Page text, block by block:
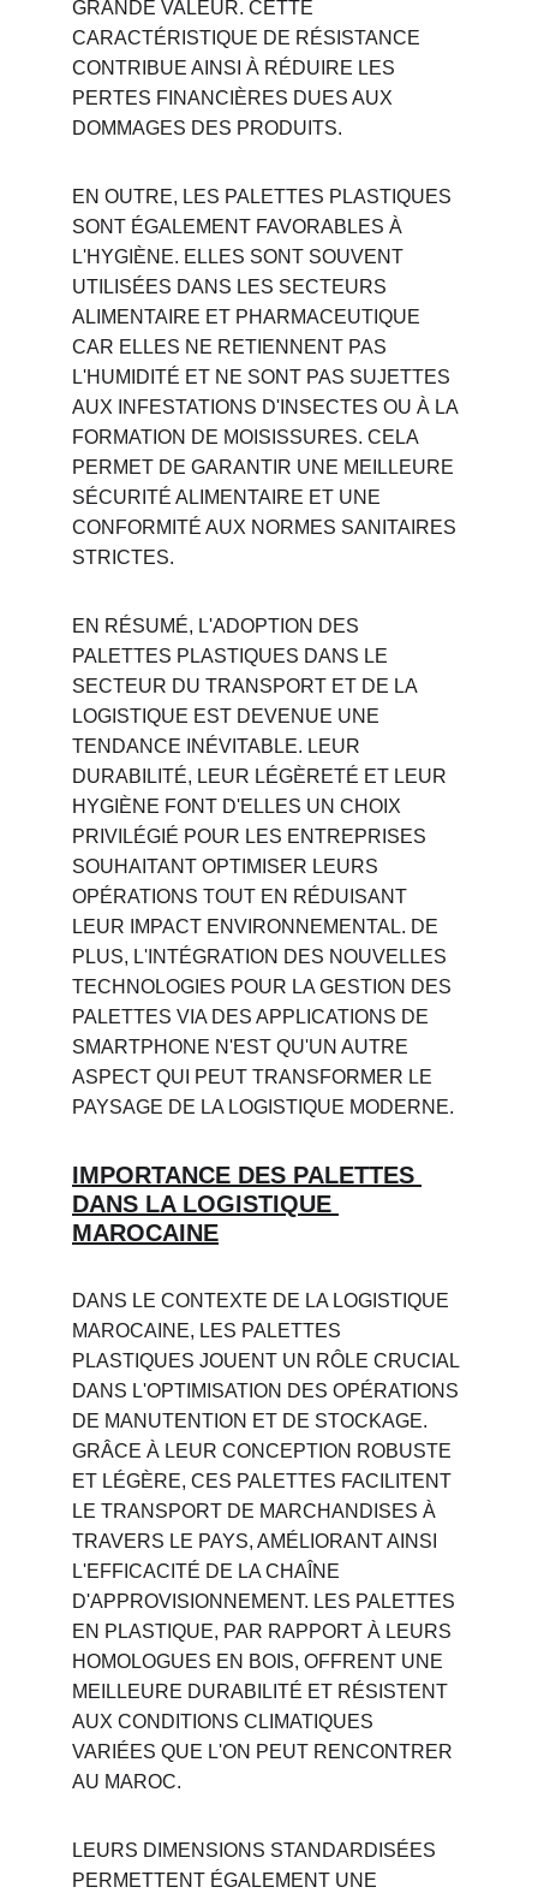
GRANDE VALEUR. CETTE
CARACTÉRISTIQUE DE RÉSISTANCE
CONTRIBUE AINSI À RÉDUIRE LES
PERTES FINANCIÈRES DUES AUX
DOMMAGES DES PRODUITS.
EN OUTRE, LES PALETTES PLASTIQUES
SONT ÉGALEMENT FAVORABLES À
L'HYGIÈNE. ELLES SONT SOUVENT
UTILISÉES DANS LES SECTEURS
ALIMENTAIRE ET PHARMACEUTIQUE
CAR ELLES NE RETIENNENT PAS
L'HUMIDITÉ ET NE SONT PAS SUJETTES
AUX INFESTATIONS D'INSECTES OU À LA
FORMATION DE MOISISSURES. CELA
PERMET DE GARANTIR UNE MEILLEURE
SÉCURITÉ ALIMENTAIRE ET UNE
CONFORMITÉ AUX NORMES SANITAIRES
STRICTES.
EN RÉSUMÉ, L'ADOPTION DES
PALETTES PLASTIQUES DANS LE
SECTEUR DU TRANSPORT ET DE LA
LOGISTIQUE EST DEVENUE UNE
TENDANCE INÉVITABLE. LEUR
DURABILITÉ, LEUR LÉGÈRETÉ ET LEUR
HYGIÈNE FONT D'ELLES UN CHOIX
PRIVILÉGIÉ POUR LES ENTREPRISES
SOUHAITANT OPTIMISER LEURS
OPÉRATIONS TOUT EN RÉDUISANT
LEUR IMPACT ENVIRONNEMENTAL. DE
PLUS, L'INTÉGRATION DES NOUVELLES
TECHNOLOGIES POUR LA GESTION DES
PALETTES VIA DES APPLICATIONS DE
SMARTPHONE N'EST QU'UN AUTRE
ASPECT QUI PEUT TRANSFORMER LE
PAYSAGE DE LA LOGISTIQUE MODERNE.
IMPORTANCE DES PALETTES
DANS LA LOGISTIQUE
MAROCAINE
DANS LE CONTEXTE DE LA LOGISTIQUE
MAROCAINE, LES PALETTES
PLASTIQUES JOUENT UN RÔLE CRUCIAL
DANS L'OPTIMISATION DES OPÉRATIONS
DE MANUTENTION ET DE STOCKAGE.
GRÂCE À LEUR CONCEPTION ROBUSTE
ET LÉGÈRE, CES PALETTES FACILITENT
LE TRANSPORT DE MARCHANDISES À
TRAVERS LE PAYS, AMÉLIORANT AINSI
L'EFFICACITÉ DE LA CHAÎNE
D'APPROVISIONNEMENT. LES PALETTES
EN PLASTIQUE, PAR RAPPORT À LEURS
HOMOLOGUES EN BOIS, OFFRENT UNE
MEILLEURE DURABILITÉ ET RÉSISTENT
AUX CONDITIONS CLIMATIQUES
VARIÉES QUE L'ON PEUT RENCONTRER
AU MAROC.
LEURS DIMENSIONS STANDARDISÉES
PERMETTENT ÉGALEMENT UNE